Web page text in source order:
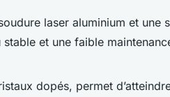
laser aluminium et une
et une faible
dopés, permet